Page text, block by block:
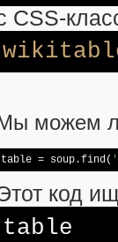
CSS-
можем
table = soup.find(
код
table